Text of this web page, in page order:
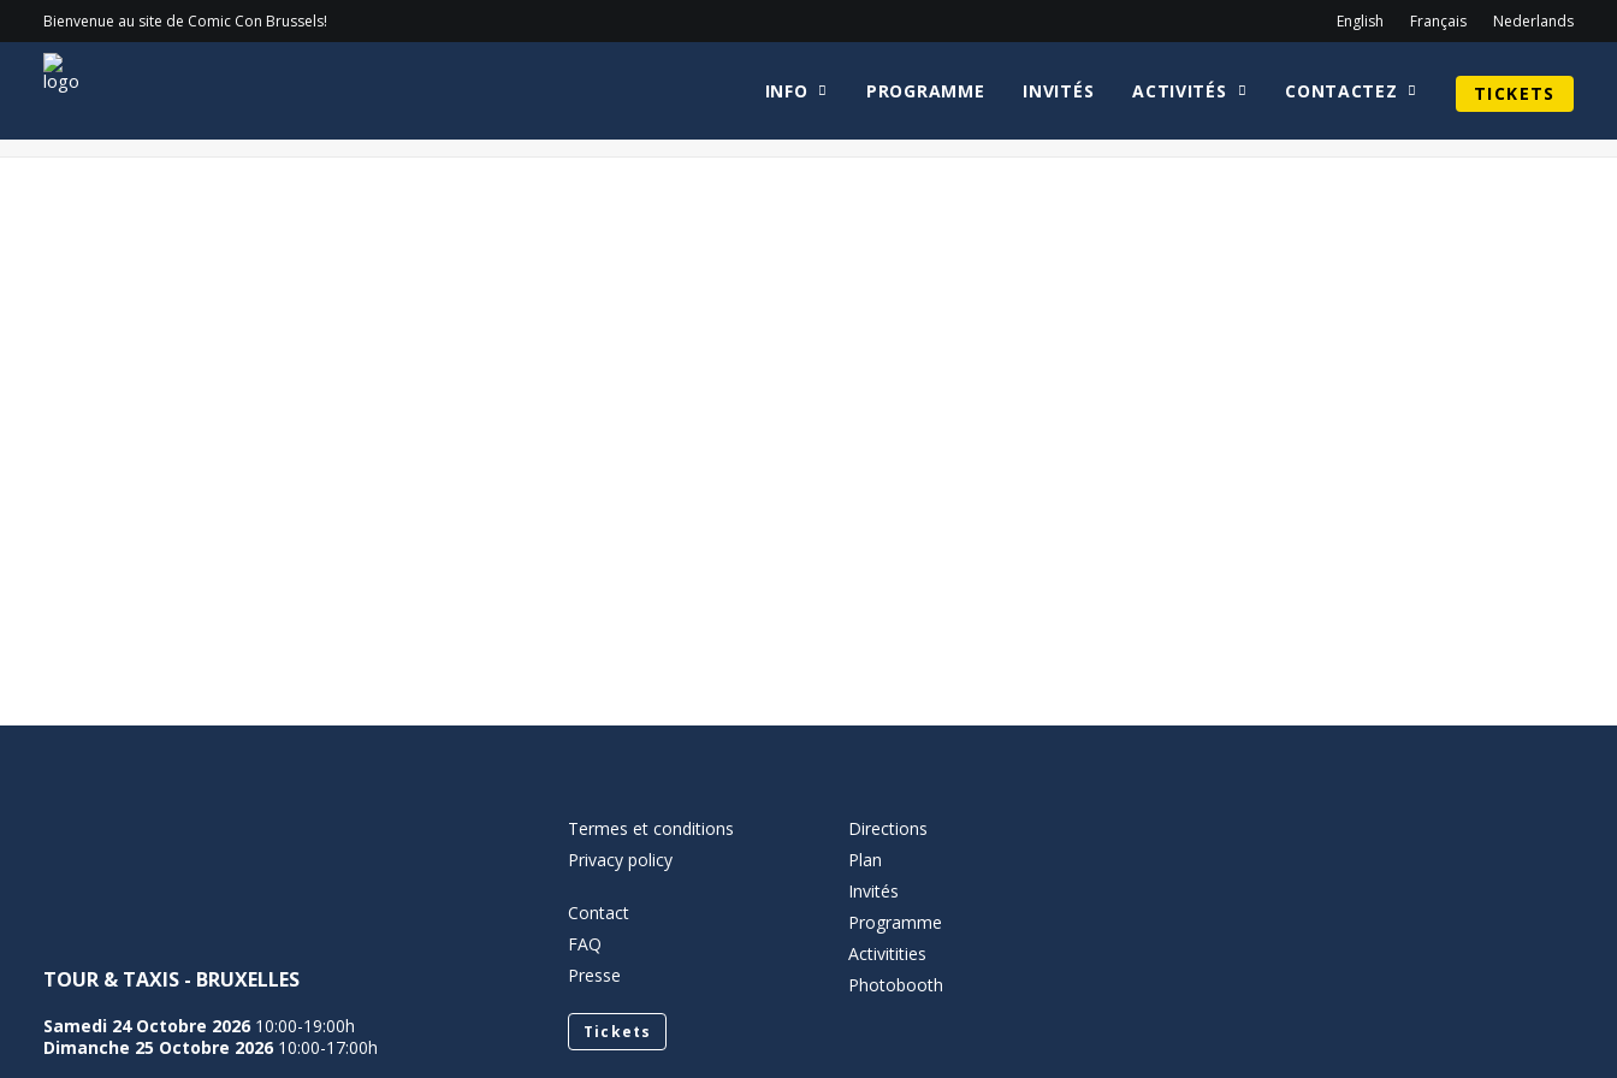
Bienvenue au site de Comic Con Brussels! English Français Nederlands
INFO PROGRAMME INVITÉS ACTIVITÉS CONTACTEZ TICKETS
ProgramSAT1-min Home Programme Archive Spring 2025 ProgramSAT1-min
TOUR & TAXIS - BRUXELLES
Samedi 24 Octobre 2026 10:00-19:00h
Dimanche 25 Octobre 2026 10:00-17:00h
Termes et conditions
Privacy policy
Contact
FAQ
Presse
Tickets
Directions
Plan
Invités
Programme
Activitities
Photobooth